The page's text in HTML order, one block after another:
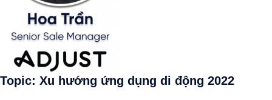
Topic: Xu hướng ứng dụng di động 2022